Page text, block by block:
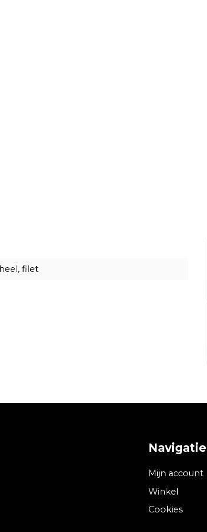
heel, filet
Navigatie
Mijn account
Winkel
Cookies